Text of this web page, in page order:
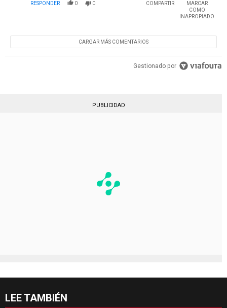
RESPONDER 0 0 COMPARTIR
MARCAR
COMO
INAPROPIADO
CARGAR MÁS COMENTARIOS
Gestionado por
PUBLICIDAD
LEE TAMBIÉN